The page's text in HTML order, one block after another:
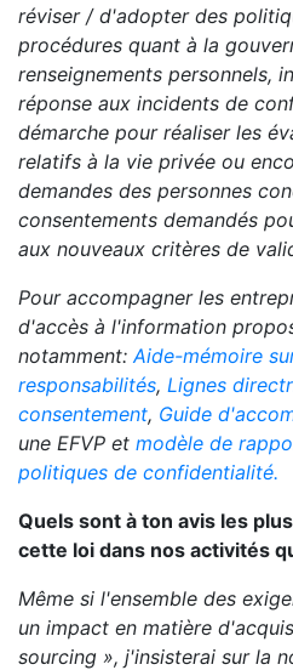
réviser / d'adopter des
procédures quant à la
renseignements personnels,
réponse aux incidents de
démarche pour réaliser les
relatifs à la vie privée ou
demandes des personnes
consentements demandés
aux nouveaux critères de
Pour accompagner les
d'accès à l'information
notamment: Aide-mémoire
responsabilités, Lignes
consentement, Guide
une EFVP et modèle de
politiques de confidentialité.
Quels sont à ton avis les
cette loi dans nos activités
Même si l'ensemble des
un impact en matière
sourcing », j'insisterai sur la